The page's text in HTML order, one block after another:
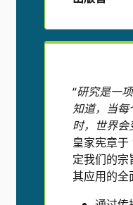
“研究是一
知道，当
时，世界
皇家宪章
定我们的宗
其应用的全